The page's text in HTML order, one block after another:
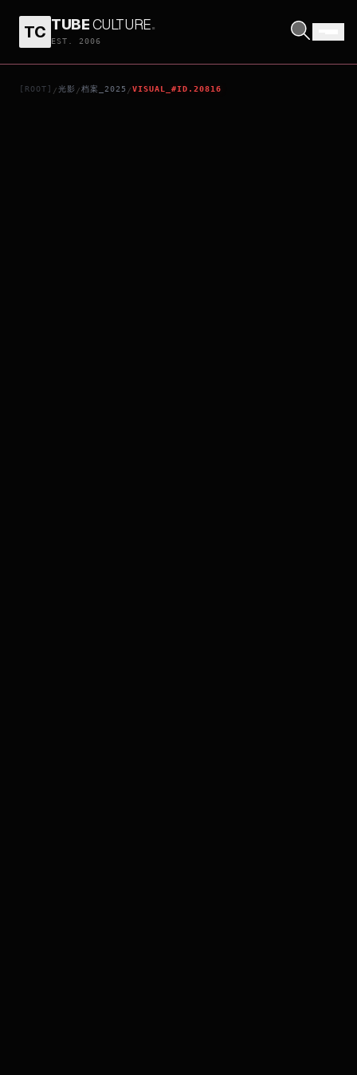
TC TUBECULTURE.
EST. 2006
[ROOT] /光影 /档案_2025 /VISUAL_#ID.20816
NORTH